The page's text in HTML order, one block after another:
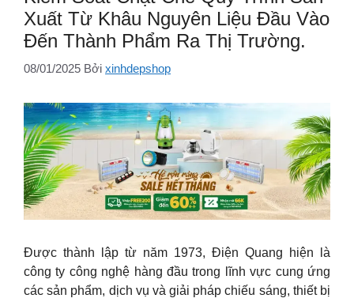
Xuất Từ Khâu Nguyên Liệu Đầu Vào
Đến Thành Phẩm Ra Thị Trường.
08/01/2025 Bởi xinhdepshop
Được thành lập từ năm 1973, Điện Quang hiện là
công ty công nghệ hàng đầu trong lĩnh vực cung ứng
các sản phẩm, dịch vụ và giải pháp chiếu sáng, thiết bị